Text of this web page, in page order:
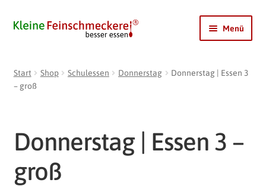
Zur
Zum
Menü
Mein Ginger
Coldy
LimoBase
Pfandrückgabe
Start Shop Schulessen Donnerstag
Donnerstag | Essen 3
– groß
Donnerstag | Essen 3 –
groß